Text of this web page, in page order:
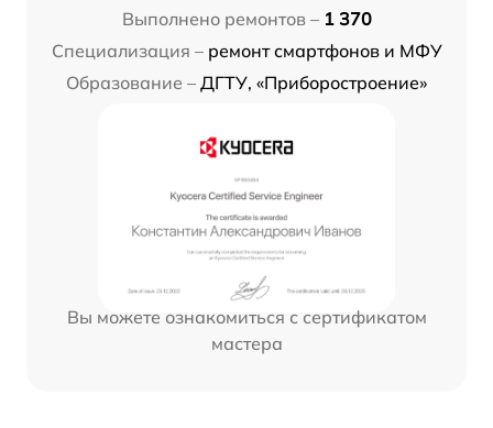
Выполнено ремонтов – 1 370
Специализация – ремонт смартфонов и МФУ
Образование – ДГТУ, «Приборостроение»
Вы можете ознакомиться с сертификатом
мастера